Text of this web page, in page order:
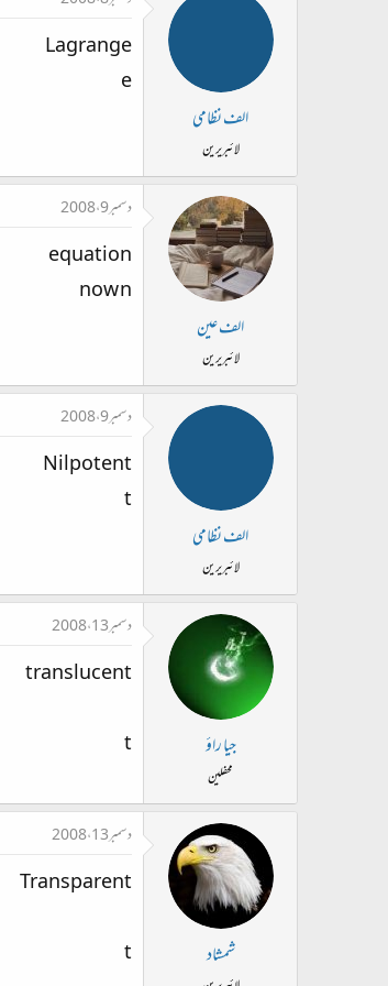
الف نظامی
لائبریرین
Lagrange
e
الف عین
لائبریرین
دسمبر 9، 2008
equation
now n
الف نظامی
لائبریرین
دسمبر 9، 2008
Nilpotent
t
جیا راؤ
محفلین
دسمبر 13، 2008
translucent
t
شمشاد
دسمبر 13، 2008
Transparent
t